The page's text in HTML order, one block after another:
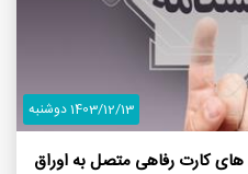
1403/12/13 دوشنبه
کارت رفاهی متصل به اوراق